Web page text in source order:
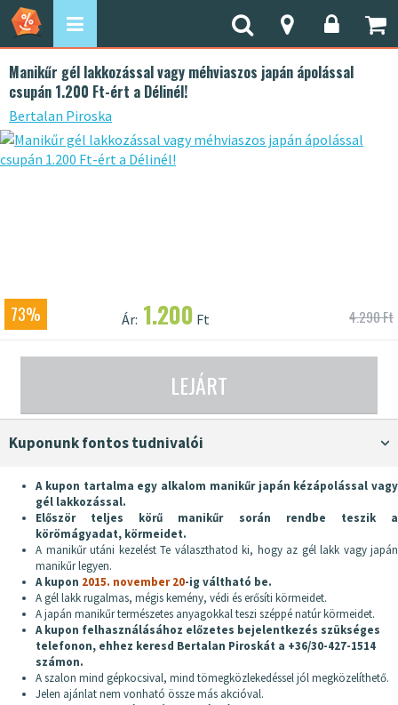
Manikűr gél lakkozással vagy méhviaszos japán ápolással
csupán 1.200 Ft-ért a Délinél!
Bertalan Piroska
73% Ár: 1.200 Ft 4.290 Ft
LEJÁRT
Kuponunk fontos tudnivalói
A kupon tartalma egy alkalom manikűr japán kézápolással vagy
gél lakkozással.
Először teljes körű manikűr során rendbe teszik a
körömágyadat, körmeidet.
A manikűr utáni kezelést Te választhatod ki, hogy az gél lakk vagy japán
manikűr legyen.
A kupon 2015. november 20-ig váltható be.
A gél lakk rugalmas, mégis kemény, védi és erősíti körmeidet.
A japán manikűr természetes anyagokkal teszi széppé natúr körmeidet.
A kupon felhasználásához előzetes bejelentkezés szükséges
telefonon, ehhez keresd Bertalan Piroskát a +36/30-427-1514
számon.
A szalon mind gépkocsival, mind tömegközlekedéssel jól megközelíthető.
Jelen ajánlat nem vonható össze más akcióval.